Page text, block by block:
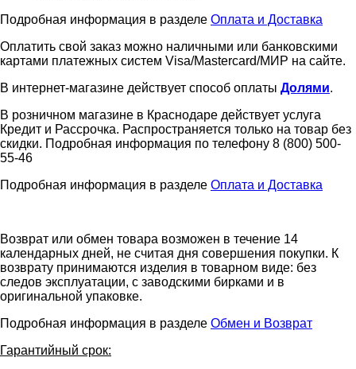
Подробная информация в разделе Оплата и Доставка
Оплатить свой заказ можно наличными или банковскими
картами платежных систем Visa/Mastercard/МИР на сайте.
В интернет-магазине действует способ оплаты Долями.
В розничном магазине в Краснодаре действует услуга
Кредит и Рассрочка. Распространяется только на товар без
скидки. Подробная информация по телефону 8 (800) 500-
55-46
Подробная информация в разделе Оплата и Доставка
Возврат или обмен товара возможен в течение 14
календарных дней, не считая дня совершения покупки. К
возврату принимаются изделия в товарном виде: без
следов эксплуатации, с заводскими бирками и в
оригинальной упаковке.
Подробная информация в разделе Обмен и Возврат
Гарантийный срок: